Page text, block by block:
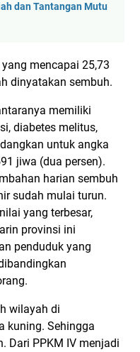
dan Tantangan Mutu
mencapai 25,73
dinyatakan sembuh.
memiliki
diabetes melitus,
untuk angka
jiwa (dua persen).
harian sembuh
sudah mulai turun.
yang terbesar,
provinsi ini
penduduk yang
wilayah di
kuning. Sehingga
Dari PPKM IV menjadi